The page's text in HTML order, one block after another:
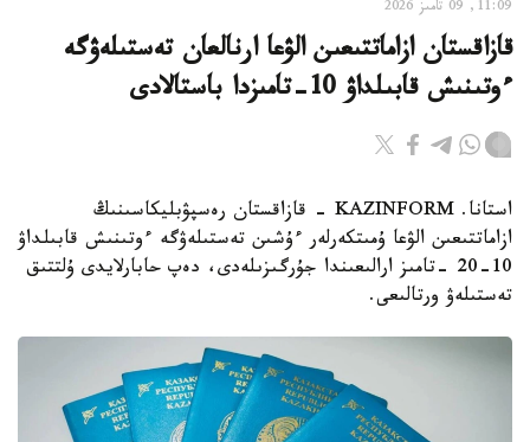
11:09, 09 تامىز 2026
قازاقستان ازاماتتىعىن الۋعا ارنالعان تەستىلەۋگە
ءوتىنىش قابىلداۋ 10-تامىزدا باستالادى
استانا. KAZINFORM - قازاقستان رەسپۋبليكاسىنىڭ
ازاماتتىعىن الۋعا ۇمىتكەرلەر ءۇشىن تەستىلەۋگە ءوتىنىش قابىلداۋ
10-20 -تامىز ارالىعىندا جۇرگىزىلەدى، دەپ حابارلايدى ۇلتتىق
تەستىلەۋ ورتالىعى.